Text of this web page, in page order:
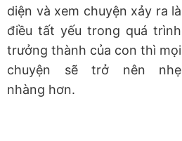
diện và xem chuyện xảy ra là
điều tất yếu trong quá trình
trưởng thành của con thì mọi
chuyện sẽ trở nên nhẹ
nhàng hơn.